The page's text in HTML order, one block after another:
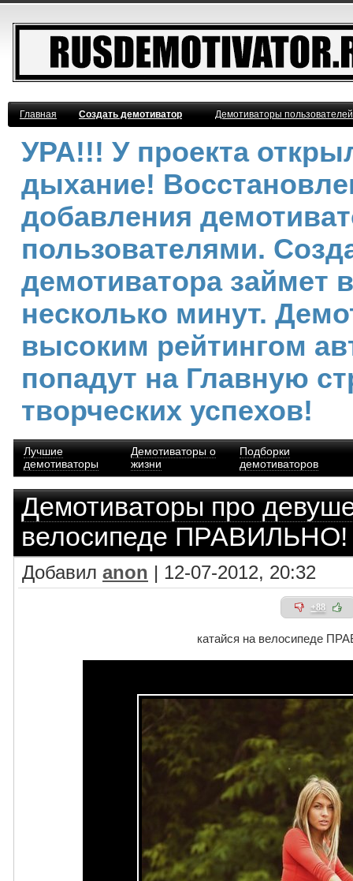
Главная Создать демотиватор Демотиваторы
УРА!!! У проекта
дыхание!
добавления
пользователями.
демотиватора займет
несколько минут.
высоким рейтингом
попадут на Главную
творческих успехов!
Лучшие
демотиваторы
Демотиваторы о
жизни
Подборки
демотиваторов
Демотиваторы про
велосипеде ПРАВИЛЬНО!
Добавил anon | 12-07-2012, 20:32
+88
катайся на велосипеде